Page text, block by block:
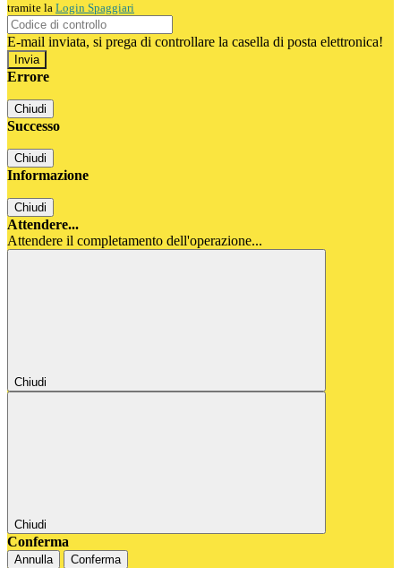
tramite la Login Spaggiari
E-mail inviata, si prega di controllare la casella di posta elettronica!
Errore
Chiudi
Successo
Chiudi
Informazione
Chiudi
Attendere...
Attendere il completamento dell'operazione...
Chiudi
Chiudi
Conferma
Annulla Conferma